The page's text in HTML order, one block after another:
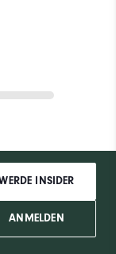
INSIDER
ANMELDEN